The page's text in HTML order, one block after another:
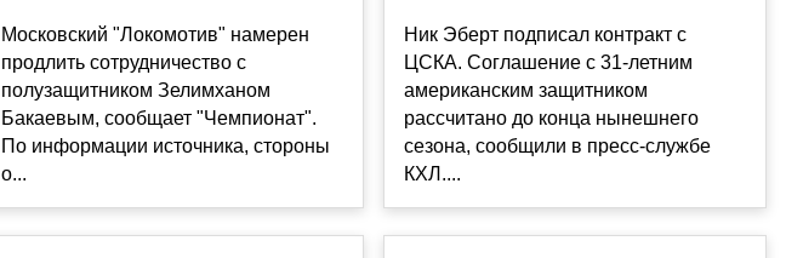
Московский "Локомотив" намерен
продлить сотрудничество с
полузащитником Зелимханом
Бакаевым, сообщает "Чемпионат".
По информации источника, стороны
о...
Ник Эберт подписал контракт с
ЦСКА. Соглашение с 31-летним
американским защитником
рассчитано до конца нынешнего
сезона, сообщили в пресс-службе
КХЛ....